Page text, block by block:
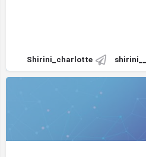
Shirini_charlotte